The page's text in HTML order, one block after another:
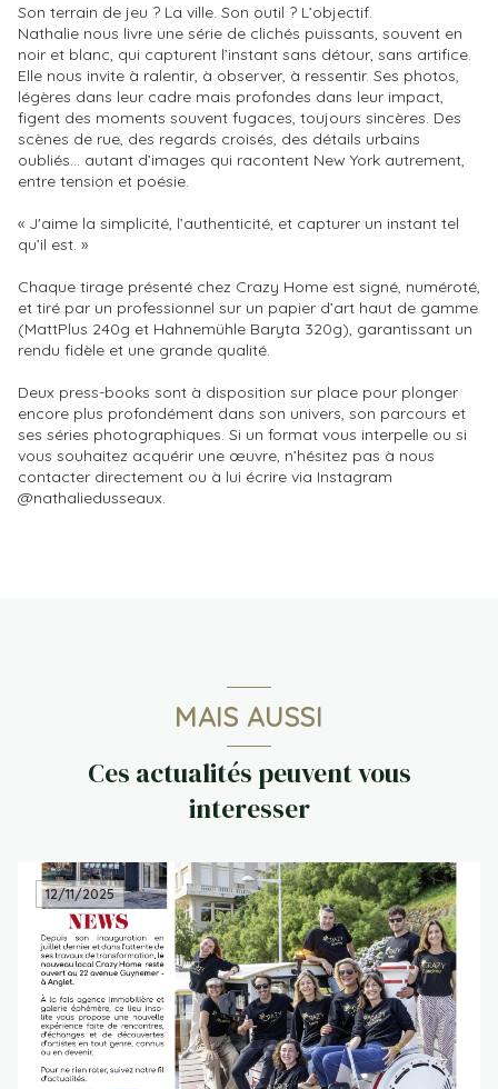
Son terrain de jeu ? La ville. Son outil ? L’objectif.
Nathalie nous livre une série de clichés puissants, souvent en
noir et blanc, qui capturent l’instant sans détour, sans artifice.
Elle nous invite à ralentir, à observer, à ressentir. Ses photos,
légères dans leur cadre mais profondes dans leur impact,
figent des moments souvent fugaces, toujours sincères. Des
scènes de rue, des regards croisés, des détails urbains
oubliés… autant d’images qui racontent New York autrement,
entre tension et poésie.
« J'aime la simplicité, l’authenticité, et capturer un instant tel
qu’il est. »
Chaque tirage présenté chez Crazy Home est signé, numéroté,
et tiré par un professionnel sur un papier d’art haut de gamme
(MattPlus 240g et Hahnemühle Baryta 320g), garantissant un
rendu fidèle et une grande qualité.
Deux press-books sont à disposition sur place pour plonger
encore plus profondément dans son univers, son parcours et
ses séries photographiques. Si un format vous interpelle ou si
vous souhaitez acquérir une œuvre, n’hésitez pas à nous
contacter directement ou à lui écrire via Instagram
@nathaliedusseaux.
MAIS AUSSI
Ces actualités peuvent vous
interesser
12/11/2025